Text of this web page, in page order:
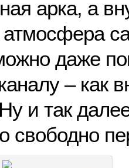
арка, а
атмосфера
даже
– как
и так
свободно